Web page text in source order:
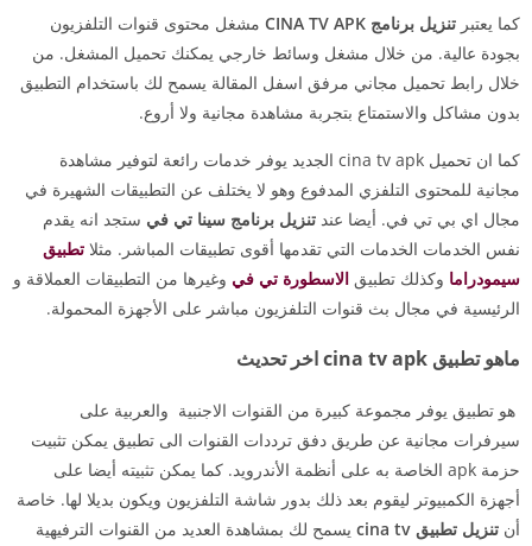
كما يعتبر تنزيل برنامج CINA TV APK
مشغل محتوى قنوات التلفزيون
بجودة عالية. من خلال مشغل وسائط خارجي يمكنك تحميل المشغل. من
خلال رابط تحميل مجاني مرفق اسفل المقالة يسمح لك باستخدام التطبيق
بدون مشاكل والاستمتاع بتجربة مشاهدة مجانية ولا أروع.
كما ان تحميل cina tv apk الجديد يوفر خدمات رائعة لتوفير مشاهدة
مجانية للمحتوى التلفزي المدفوع وهو لا يختلف عن التطبيقات الشهيرة في
مجال اي بي تي في. أيضا عند تنزيل برنامج سينا تي في ستجد انه يقدم
نفس الخدمات الخدمات التي تقدمها أقوى تطبيقات المباشر. مثلا تطبيق
سيمودراما وكذلك تطبيق الاسطورة تي في وغيرها من التطبيقات العملاقة و
الرئيسية في مجال بث قنوات التلفزيون مباشر على الأجهزة المحمولة.
ماهو تطبيق cina tv apk اخر تحديث
هو تطبيق يوفر مجموعة كبيرة من القنوات الاجنبية والعربية على
سيرفرات مجانية عن طريق دفق ترددات القنوات الى تطبيق يمكن تثبيت
حزمة apk الخاصة به على أنظمة الأندرويد. كما يمكن تثبيته أيضا على
أجهزة الكمبيوتر ليقوم بعد ذلك بدور شاشة التلفزيون ويكون بديلا لها. خاصة
أن تنزيل تطبيق cina tv
يسمح لك بمشاهدة العديد من القنوات الترفيهية